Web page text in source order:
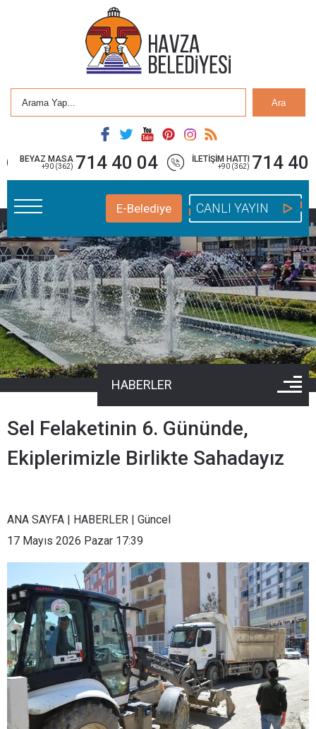
Ara
İLETİŞİM HATTI
+90 (362) 714 40
BEYAZ MASA
+90 (362) 714 40 04
E-Belediye CANLI YAYIN
HABERLER
Sel Felaketinin 6. Gününde,
Ekiplerimizle Birlikte Sahadayız
ANA SAYFA | HABERLER | Güncel
17 Mayıs 2026 Pazar 17:39